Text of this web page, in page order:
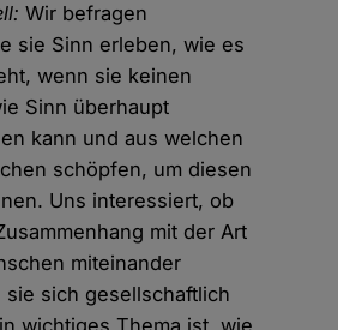
Wir befragen
sie Sinn erleben, wie es
wenn sie keinen
Sinn überhaupt
kann und aus welchen
schöpfen, um diesen
Uns interessiert, ob
mit der Art
miteinander
sie sich gesellschaftlich